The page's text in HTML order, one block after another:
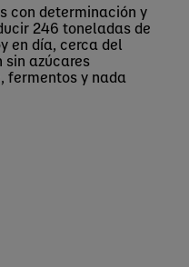
con determinación y
246 toneladas de
en día, cerca del
sin azúcares
fermentos y nada